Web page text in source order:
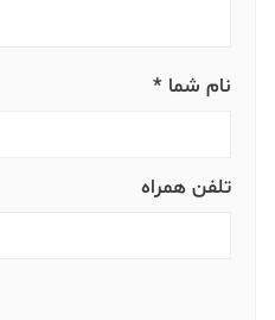
نام شما *
تلفن همراه